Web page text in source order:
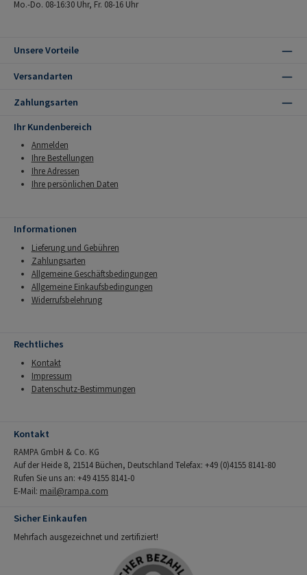
Mo.-Do. 08-16:30 Uhr, Fr. 08-16 Uhr
Unsere Vorteile
Versandarten
Zahlungsarten
Ihr Kundenbereich
Anmelden
Ihre Bestellungen
Ihre Adressen
Ihre persönlichen Daten
Informationen
Lieferung und Gebühren
Zahlungsarten
Allgemeine Geschäftsbedingungen
Allgemeine Einkaufsbedingungen
Widerrufsbelehrung
Rechtliches
Kontakt
Impressum
Datenschutz-Bestimmungen
Kontakt
RAMPA GmbH & Co. KG
Auf der Heide 8, 21514 Büchen, Deutschland Telefax: +49 (0)4155 8141-80
Rufen Sie uns an: +49 4155 8141-0
E-Mail: mail@rampa.com
Sicher Einkaufen
Mehrfach ausgezeichnet und zertifiziert!